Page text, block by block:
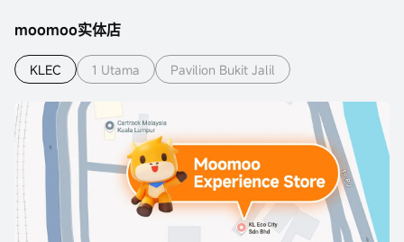
moomoo实体店
KLEC 1 Utama Pavilion Bukit Jalil